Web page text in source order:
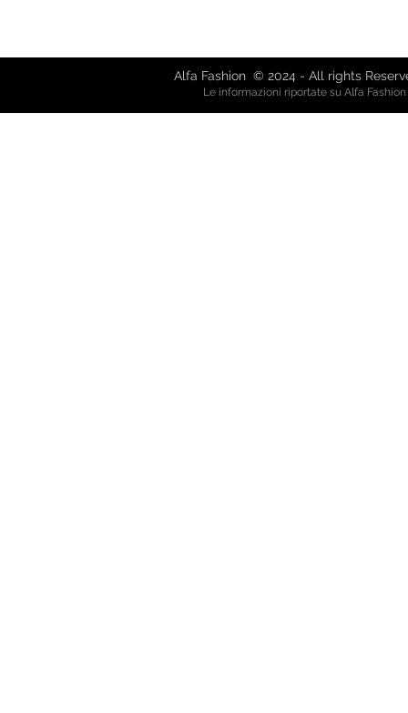
Alfa Fashion © 2024 - All rights
Le informazioni riportate su Alfa